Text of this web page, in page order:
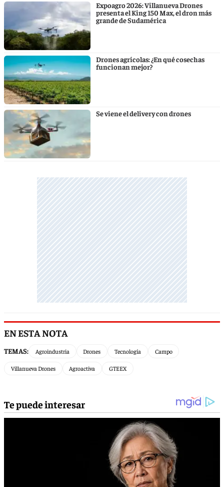
Expoagro 2026: Villanueva Drones
presenta el King 150 Max, el dron más
grande de Sudamérica
Drones agrícolas: ¿En qué cosechas
funcionan mejor?
Se viene el delivery con drones
EN ESTA NOTA
TEMAS: Agroindustria Drones Tecnología Campo
Villanueva Drones Agroactiva GTEEX